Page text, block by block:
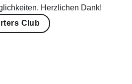
Herzlichen Dank!
Club